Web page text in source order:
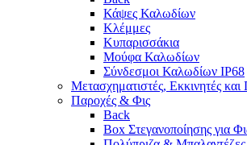
Κάψες Καλωδίων
Κλέμμες
Κυπαρισσάκια
Μούφα Καλωδίων
Σύνδεσμοι Καλωδίων IP68
Μετασχηματιστές, Εκκινητές
Παροχές & Φις
Back
Box Στεγανοποίησης για